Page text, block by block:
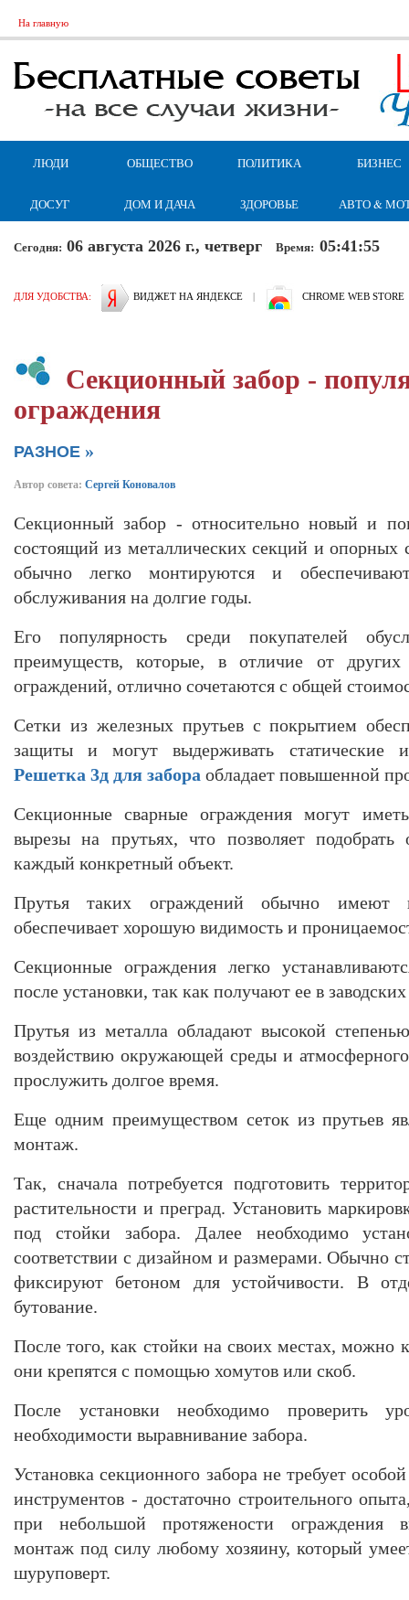
На главную
ЛЮДИ ОБЩЕСТВО ПОЛИТИКА БИЗНЕС
ДОСУГ ДОМ И ДАЧА ЗДОРОВЬЕ АВТО &
Сегодня: 06 августа 2026 г., четверг Время: 05:41:55
ДЛЯ УДОБСТВА: ВИДЖЕТ НА ЯНДЕКСЕ | CHROME WEB STORE
Секционный забор -
ограждения
РАЗНОЕ »
Автор совета: Сергей Коновалов
Секционный забор - относительно новый и
состоящий из металлических секций и опорных
обычно легко монтируются и
обслуживания на долгие годы.
Его популярность среди покупателей
преимуществ, которые, в отличие от других
ограждений, отлично сочетаются с общей
Сетки из железных прутьев с покрытием
защиты и могут выдерживать статические
Решетка 3д для забора обладает повышенной
Секционные сварные ограждения могут
вырезы на прутьях, что позволяет
каждый конкретный объект.
Прутья таких ограждений обычно имеют
обеспечивает хорошую видимость и
Секционные ограждения легко
после установки, так как получают ее в
Прутья из металла обладают высокой
воздействию окружающей среды и
прослужить долгое время.
Еще одним преимуществом сеток из прутьев
монтаж.
Так, сначала потребуется подготовить
растительности и преград. Установить
под стойки забора. Далее необходимо
соответствии с дизайном и размерами. Обычно
фиксируют бетоном для устойчивости. В
бутование.
После того, как стойки на своих местах, можно
они крепятся с помощью хомутов или скоб.
После установки необходимо проверить
необходимости выравнивание забора.
Установка секционного забора не требует
инструментов - достаточно строительного
при небольшой протяжености ограждения
монтаж под силу любому хозяину, который
шуруповерт.